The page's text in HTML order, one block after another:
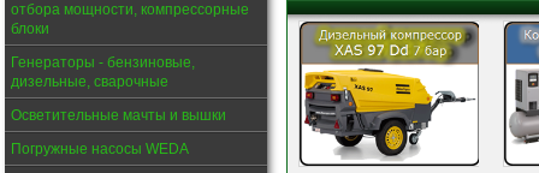
отбора мощности, компрессорные
блоки
Генераторы - бензиновые,
дизельные, сварочные
Осветительные мачты и вышки
Погружные насосы WEDA